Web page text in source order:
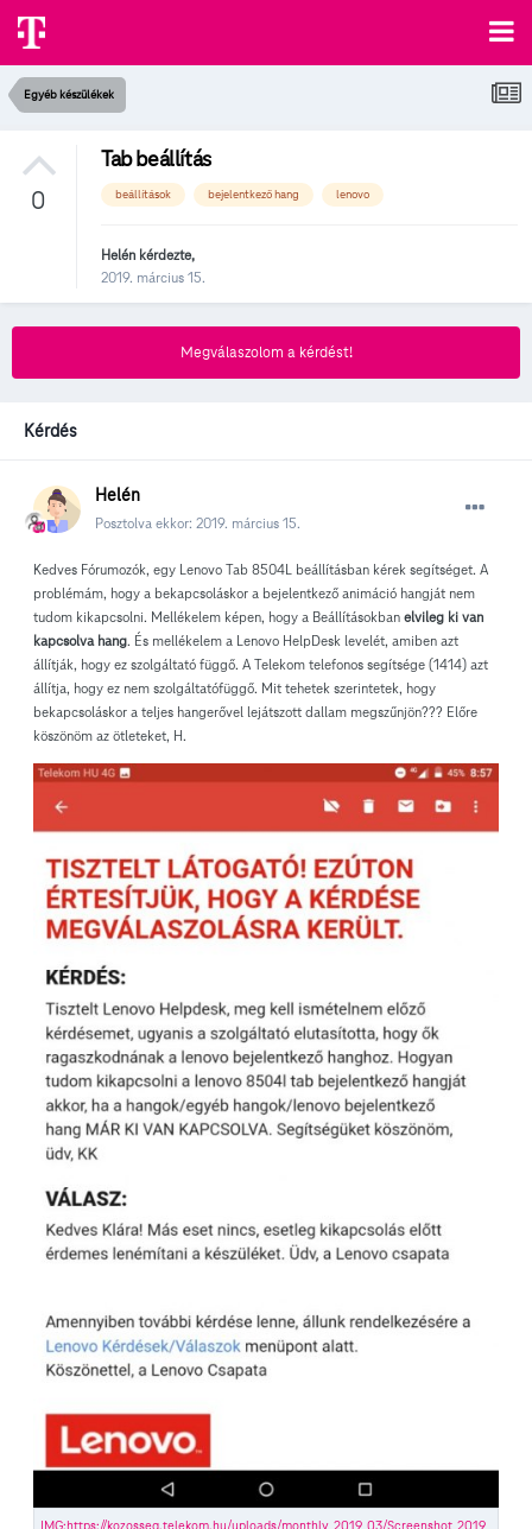
Egyéb készülékek
0
Tab beállítás
beállítások bejelentkező hang lenovo
Helén kérdezte,
2019. március 15.
Megválaszolom a kérdést!
Kérdés
Helén
Posztolva ekkor: 2019. március 15.
Kedves Fórumozók, egy Lenovo Tab 8504L beállításban kérek segítséget. A
problémám, hogy a bekapcsoláskor a bejelentkező animáció hangját nem
tudom kikapcsolni. Mellékelem képen, hogy a Beállításokban elvileg ki van
kapcsolva hang. És mellékelem a Lenovo HelpDesk levelét, amiben azt
állítják, hogy ez szolgáltató függő. A Telekom telefonos segítsége (1414) azt
állítja, hogy ez nem szolgáltatófüggő. Mit tehetek szerintetek, hogy
bekapcsoláskor a teljes hangerővel lejátszott dallam megszűnjön??? Előre
köszönöm az ötleteket, H.